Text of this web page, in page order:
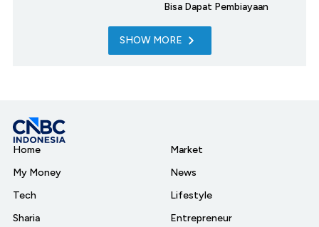
Bisa Dapat Pembiayaan
SHOW MORE
Home
My Money
Tech
Sharia
Market
News
Lifestyle
Entrepreneur